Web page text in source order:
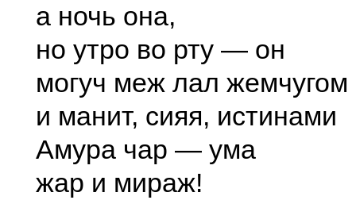
а ночь она,
но утро во рту — он
могуч меж лал жемчугом
и манит, сияя, истинами
Амура чар — ума
жар и мираж!